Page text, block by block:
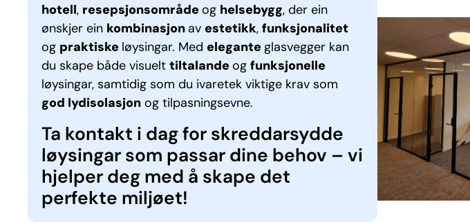
hotell, resepsjonsområdeog helsebygg, der ein
ønskjer ein kombinasjon av estetikk, funksjonalitet
og praktiske løysingar. Med eleganteglasvegger kan
du skape både visuelt tiltalandeog funksjonelle
løysingar, samtidig som du ivaretek viktige krav som
god lydisolasjon og tilpasningsevne.
Ta kontakt i dag for skreddarsydde
løysingar som passar dine behov – vi
hjelper deg med å skape det
perfekte miljøet!